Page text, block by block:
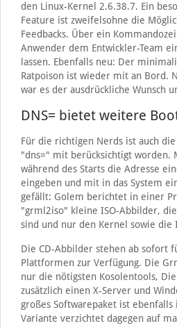
den Linux-Kernel 2.6.38.7. Ein
Feature ist zweifelsohne die
Feedbacks. Über ein
Anwender dem Entwickler-Team
lassen. Ebenfalls neu: Der
Ratpoison ist wieder mit an Bord.
war es der ausdrückliche Wunsch
DNS= bietet weitere
Für die richtigen Nerds ist auch
"dns=" mit berücksichtigt worden.
während des Starts die Adresse
eingeben und mit in das System
gefällt: Golem berichtet in einer
"grml2iso" kleine ISO-Abbilder,
sind und nur den Kernel sowie
Die CD-Abbilder stehen ab sofort
Plattformen zur Verfügung. Die
nur die nötigsten Kosolentools,
zusätzlich einen X-Server und
großes Softwarepaket ist
Variante verzichtet dagegen auf